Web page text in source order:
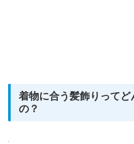
着物に合う髪飾りってど
の？